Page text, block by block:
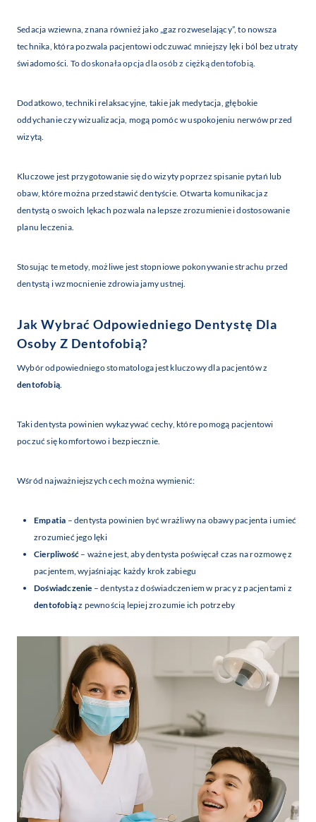
Sedacja wziewna, znana również jako „gaz rozweselający”, to nowsza
technika, która pozwala pacjentowi odczuwać mniejszy lęk i ból bez utraty
świadomości. Todoskonała opcja dla osób z ciężką dentofobią.
Dodatkowo, techniki relaksacyjne, takie jak medytacja, głębokie
oddychanie czy wizualizacja, mogą pomóc w uspokojeniu nerwów przed
wizytą.
Kluczowe jest przygotowanie się do wizyty poprzez spisanie pytań lub
obaw, które można przedstawić dentyście. Otwarta komunikacja z
dentystą o swoich lękach pozwala na lepsze zrozumienie i dostosowanie
planu leczenia.
Stosując te metody, możliwe jest stopniowe pokonywanie strachu przed
dentystą i wzmocnienie zdrowia jamy ustnej.
Jak Wybrać Odpowiedniego Dentystę Dla
Osoby Z Dentofobią?
Wybór odpowiedniego stomatologa jest kluczowy dla pacjentów z
dentofobią.
Taki dentysta powinien wykazywać cechy, które pomogą pacjentowi
poczuć się komfortowo i bezpiecznie.
Wśród najważniejszych cech można wymienić:
Empatia – dentysta powinien być wrażliwy na obawy pacjenta i umieć
zrozumieć jego lęki
Cierpliwość – ważne jest, aby dentysta poświęcał czas na rozmowę z
pacjentem, wyjaśniając każdy krok zabiegu
Doświadczenie – dentysta z doświadczeniem w pracy z pacjentami z
dentofobiąz pewnością lepiej zrozumie ich potrzeby